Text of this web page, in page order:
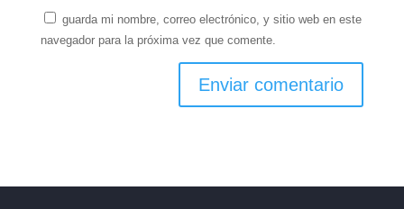
guarda mi nombre, correo electrónico, y sitio web en este
navegador para la próxima vez que comente.